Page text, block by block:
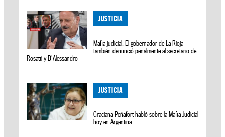
JUSTICIA
Mafia judicial: El gobernador de La Rioja
también denunció penalmente al secretario de
Rosatti y D'Alessandro
JUSTICIA
Graciana Peñafort habló sobre la Mafia Judicial
hoy en Argentina